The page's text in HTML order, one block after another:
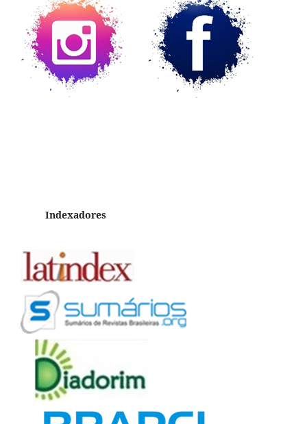
Indexadores